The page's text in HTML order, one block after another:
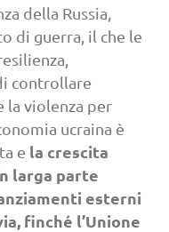
della Russia,
di guerra, il che le
controllare
la violenza per
ucraina è
e la crescita
larga parte
esterni
finché l’Unione